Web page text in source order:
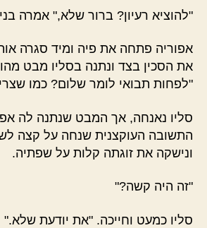
"להוציא רעיון? ברור שלא," אמרה
אפוריה פתחה את פיה ומיד סגרה
את הסכין בצד ונתנה בסליו מבט
"לפחות תבואי לומר שלום? כמו
סליו נאנחה, אך המבט שנתנה לה
התשובה העוקצנית שנחה על קצה
ונישקה את זוגתה קלות על שפתיה.
"זה היה קשה?"
סליו כמעט וחייכה. "את יודעת שלא."